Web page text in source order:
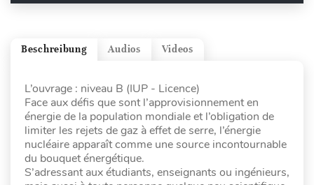
Videos
Audios
Beschreibung
L’ouvrage : niveau B (IUP - Licence)
Face aux défis que sont l’approvisionnement en
énergie de la population mondiale et l’obligation de
limiter les rejets de gaz à effet de serre, l’énergie
nucléaire apparaît comme une source incontournable
du bouquet énergétique.
S’adressant aux étudiants, enseignants ou ingénieurs,